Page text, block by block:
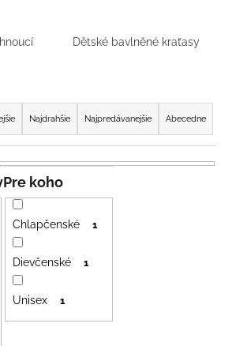
Dětské bavlněné kraťasy
Najdrahšie Najpredávanejšie Abecedne
Pre koho
Chlapčenské 1
Dievčenské 1
Unisex 1